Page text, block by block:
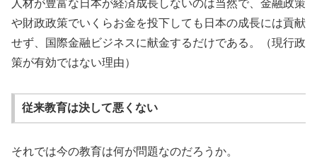
人材が豊富な日本が経済成長しないのは当然で、金融政策
や財政政策でいくらお金を投下しても日本の成長には貢献
せず、国際金融ビジネスに献金するだけである。（現行政
策が有効ではない理由）
従来教育は決して悪くない
それでは今の教育は何が問題なのだろうか。